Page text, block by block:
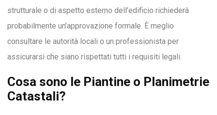
strutturale o di aspetto esterno dell’edificio richiederà
probabilmente un’approvazione formale. È meglio
consultare le autorità locali o un professionista per
assicurarsi che siano rispettati tutti i requisiti legali.
Cosa sono le Piantine o Planimetrie
Catastali?